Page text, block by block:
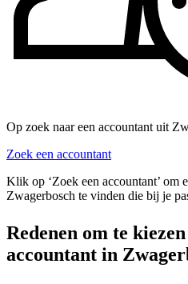
Op zoek naar een accountant uit
Zoek een accountant
Klik op ‘Zoek een accountant’ om
Zwagerbosch te vinden die bij je
Redenen om te
accountant in